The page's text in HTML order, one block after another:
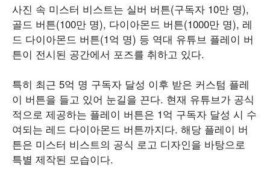
사진 속 미스터 비스트는 실버 버튼(구독자 10만 명),
골드 버튼(100만 명), 다이아몬드 버튼(1000만 명), 레
드 다이아몬드 버튼(1억 명) 등 역대 유튜브 플레이 버
튼이 전시된 공간에서 포즈를 취하고 있다.
특히 최근 5억 명 구독자 달성 이후 받은 커스텀 플레
이 버튼을 들고 있어 눈길을 끈다. 현재 유튜브가 공식
적으로 제공하는 플레이 버튼은 1억 구독자 달성 시 수
여되는 레드 다이아몬드 버튼까지다. 해당 플레이 버
튼은 미스터 비스트의 공식 로고 디자인을 바탕으로
특별 제작된 모습이다.